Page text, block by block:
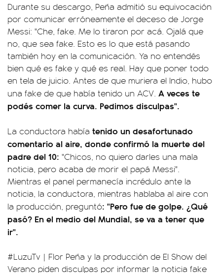
Durante su descargo, Peña admitió su equivocación
por comunicar erróneamente el deceso de Jorge
Messi: "Che, fake. Me lo tiraron por acá. Ojalá que
no, que sea fake. Esto es lo que está pasando
también hoy en la comunicación. Ya no entendés
bien qué es fake y qué es real. Hay que poner todo
en tela de juicio. Antes de que muriera el Indio, hubo
una fake de que había tenido un ACV. A veces te
podés comer la curva. Pedimos disculpas".
La conductora había tenido un desafortunado
comentario al aire, donde confirmó la muerte del
padre del 10: "Chicos, no quiero darles una mala
noticia, pero acaba de morir el papá Messi".
Mientras el panel permanecía incrédulo ante la
noticia, la conductora, mientras hablaba al aire con
la producción, preguntó: "Pero fue de golpe. ¿Qué
pasó? En el medio del Mundial, se va a tener que
ir".
#LuzuTv | Flor Peña y la producción de El Show del
Verano piden disculpas por informar la noticia fake